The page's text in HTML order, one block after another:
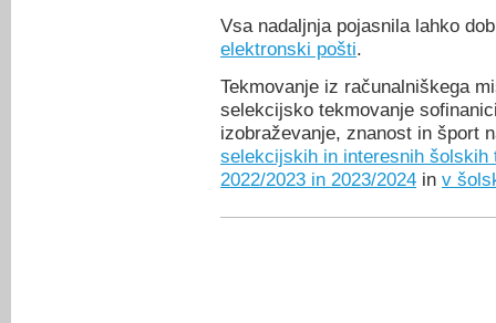
Vsa nadaljnja pojasnila lahko
elektronski pošti.
Tekmovanje iz računalniškega
selekcijsko tekmovanje
izobraževanje, znanost in šport
selekcijskih in interesnih
2022/2023 in 2023/2024 in v